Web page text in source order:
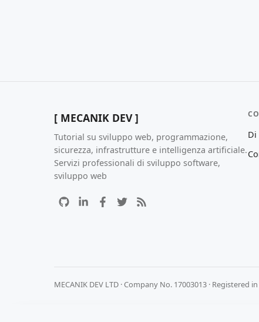
[ MECANIK DEV ]
Tutorial su sviluppo web, programmazione,
sicurezza, infrastrutture e intelligenza artificiale.
Servizi professionali di sviluppo software,
sviluppo web
Di
MECANIK DEV LTD · Company No. 17003013 · Registered